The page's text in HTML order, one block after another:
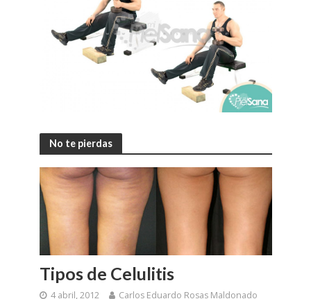
No te pierdas
Tipos de Celulitis
4 abril, 2012 Carlos Eduardo Rosas Maldonado